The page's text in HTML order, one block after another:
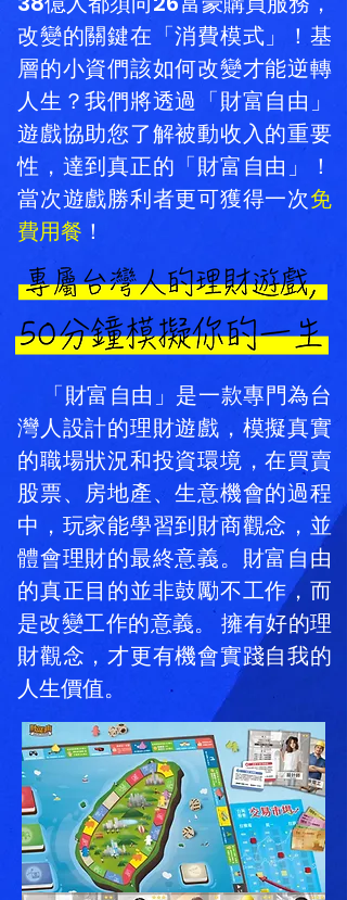
改變的關鍵在「消費模式」！基
層的小資們該如何改變才能逆轉
人生？我們將透過「財富自由」
遊戲協助您了解被動收入的重要
性，達到真正的「財富自由」！
當次遊戲勝利者更可獲得一次免
費用餐 ！
「財富自由」是一款專門為台
灣人設計的理財遊戲，模擬真實
的職場狀況和投資環境，在買賣
股票、房地產、生意機會的過程
中，玩家能學習到財商觀念，並
體會理財的最終意義。財富自由
的真正目的並非鼓勵不工作，而
是改變工作的意義。 擁有好的理
財觀念，才更有機會實踐自我的
人生價值。